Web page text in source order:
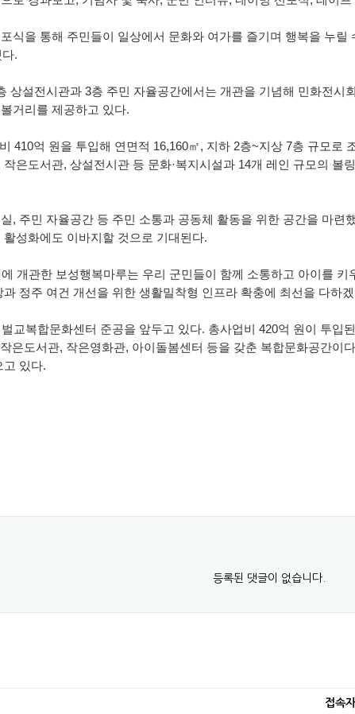
‘홀로서기’ 후속 지원 나선다!(인구정책과)
터」 교육 신청 안내
식을 통해 주민들이 일상에서 문화와 여가를 즐기며 행복을 누
다.
상설전시관과 3층 주민 자율공간에서는 개관을 기념해 민화전시
거리를 제공하고 있다.
비 410억 원을 투입해 연면적 16,160㎡, 지하 2층~지상 7층 규모
은도서관, 상설전시관 등 문화·복지시설과 14개 레인 규모의 볼
, 주민 자율공간 등 주민 소통과 공동체 활동을 위한 공간을 마련
성화에도 이바지할 것으로 기대된다.
개관한 보성행복마루는 우리 군민들이 함께 소통하고 아이를
정주 여건 개선을 위한 생활밀착형 인프라 확충에 최선을 다하
교복합문화센터 준공을 앞두고 있다. 총사업비 420억 원이 투입
은도서관, 작은영화관, 아이돌봄센터 등을 갖춘 복합문화공간이
고 있다.
등록된 댓글이 없습니다.
접속